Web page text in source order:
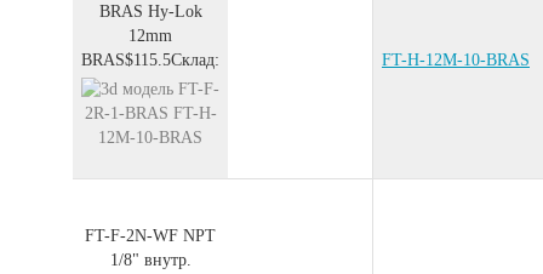
BRAS Hy-Lok
12mm
BRAS$115.5Склад: FT-H-12M-10-BRAS
FT-F-2N-WF NPT
1/8" внутр.